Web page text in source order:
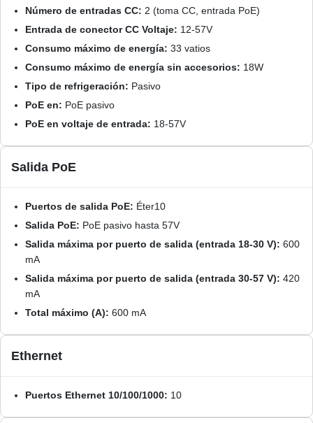
Número de entradas CC: 2 (toma CC, entrada PoE)
Entrada de conector CC Voltaje: 12-57V
Consumo máximo de energía: 33 vatios
Consumo máximo de energía sin accesorios: 18W
Tipo de refrigeración: Pasivo
PoE en: PoE pasivo
PoE en voltaje de entrada: 18-57V
Salida PoE
Puertos de salida PoE: Éter10
Salida PoE: PoE pasivo hasta 57V
Salida máxima por puerto de salida (entrada 18-30 V): 600
mA
Salida máxima por puerto de salida (entrada 30-57 V): 420
mA
Total máximo (A): 600 mA
Ethernet
Puertos Ethernet 10/100/1000: 10